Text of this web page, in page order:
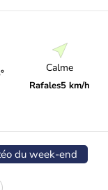
Calme
Rafales5 km/h
du week-end